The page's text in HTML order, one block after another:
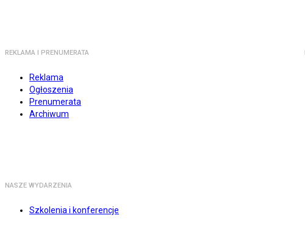
REKLAMA I PRENUMERATA
Reklama
Ogłoszenia
Prenumerata
Archiwum
NASZE WYDARZENIA
Szkolenia i konferencje